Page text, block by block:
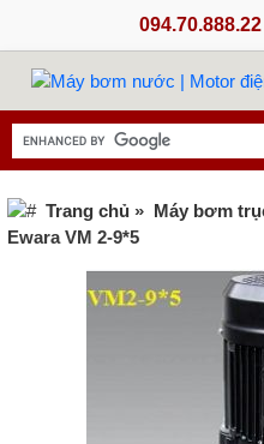
Trang chủ » Máy bơm
Ewara VM 2-9*5